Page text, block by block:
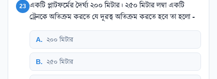
23 একটি প্লাটফর্মের দৈর্ঘ্য ২০০ মিটার। ২৫০ মিটার লম্বা একটি
ট্রেনকে অতিক্রম করতে যে দূরত্ব অতিক্রম করতে হবে তা হলো -
A. ২০০ মিটার
B. ২৫০ মিটার